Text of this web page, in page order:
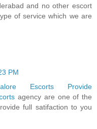
and no other escort
of service which we are
PM
Escorts Provide
agency are one of the
full satifaction to you